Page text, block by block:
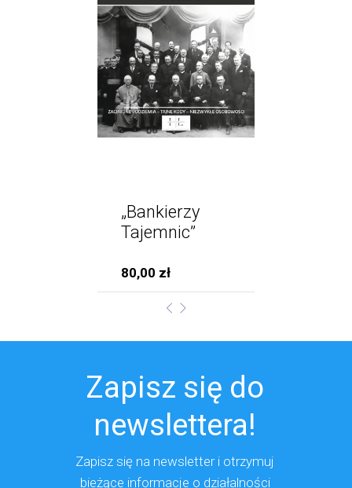
„Bankierzy
Tajemnic”
80,00 zł
Zapisz się do
newslettera!
Zapisz się na newsletter i otrzymuj
bieżące informacje o działalności